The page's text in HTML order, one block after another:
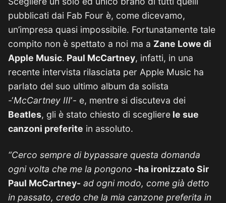
pubblicati dai Fab Four è, come dicevamo,
un’impresa quasi impossibile. Fortunatamente tale
compito non è spettato a noi ma a Zane Lowe di
Apple Music. Paul McCartney, infatti, in una
recente intervista rilasciata per Apple Music ha
parlato del suo ultimo album da solista
-‘McCartney III‘- e, mentre si discuteva dei
Beatles, gli è stato chiesto di scegliere le sue
canzoni preferite in assoluto.
“Cerco sempre di bypassare questa domanda
ogni volta che me la pongono -ha ironizzato Sir
Paul McCartney- ad ogni modo, come già detto
in passato, credo che la mia canzone preferita in